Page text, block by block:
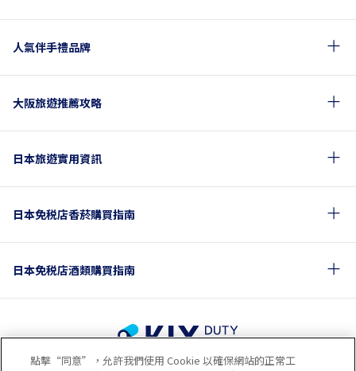
人氣伴手禮品牌
大阪旅遊推薦攻略
日本旅遊實用資訊
日本免税店香菸購買指南
日本免税店酒類購買指南
點擊“同意”，允許我們使用 Cookie 以確保網站的正常工